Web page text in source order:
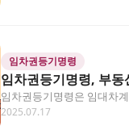
임차권등기명령
임차권등기명령, 부
임차권등기명령은 임대차
기명령 신청부터 보증금 회
2025.07.17